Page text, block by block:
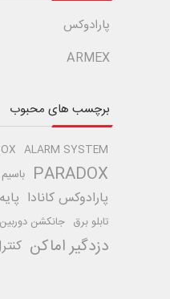
پارادوکس
ARMEX
برچسب های محبوب
ALARM SYSTEM
PARADOX باسیم
پارادوکس کانادا پایه
تابلو برق جانکشن
دزدگیر اماکن